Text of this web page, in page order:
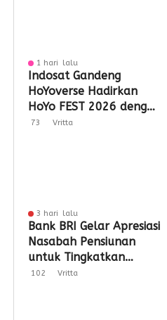
1 hari lalu
Indosat Gandeng
HoYoverse Hadirkan
HoYo FEST 2026 dengan
Dukungan 5G
73 Vritta
3 hari lalu
Bank BRI Gelar Apresiasi
Nasabah Pensiunan
untuk Tingkatkan
Loyalitas dan
102 Vritta